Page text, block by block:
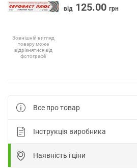
Зовнішній вигляд
товару може
відрізнятися від
фотографії
від 125.00 грн
Все про товар
Інструкція виробника
Наявність і ціни